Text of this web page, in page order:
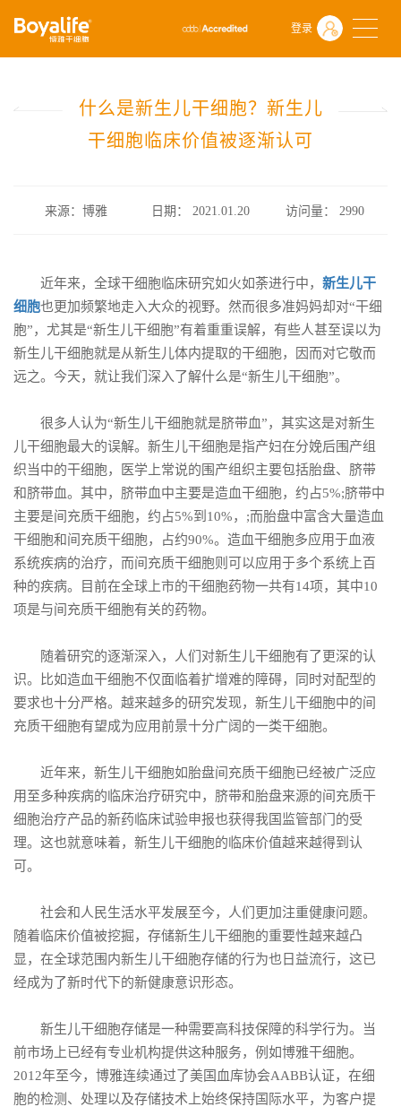
登录
首页 什么是干细胞
前沿动态
什么是新生儿干细胞？新生儿干细胞临床价值被逐渐认可
什么是新生儿干细胞？新生儿
干细胞临床价值被逐渐认可
来源：博雅 日期： 2021.01.20 访问量：2990
近年来，全球干细胞临床研究如火如荼进行中， 新生儿干
细胞也更加频繁地走入大众的视野。然而很多准妈妈却对“干细
胞”，尤其是“新生儿干细胞”有着重重误解，有些人甚至误以为
新生儿干细胞就是从新生儿体内提取的干细胞，因而对它敬而
远之。今天，就让我们深入了解什么是“新生儿干细胞”。
很多人认为“新生儿干细胞就是脐带血”，其实这是对新生
儿干细胞最大的误解。新生儿干细胞是指产妇在分娩后围产组
织当中的干细胞，医学上常说的围产组织主要包括胎盘、脐带
和脐带血。其中，脐带血中主要是造血干细胞，约占5%;脐带中
主要是间充质干细胞，约占5%到10%，;而胎盘中富含大量造血
干细胞和间充质干细胞，占约90%。造血干细胞多应用于血液
系统疾病的治疗，而间充质干细胞则可以应用于多个系统上百
种的疾病。目前在全球上市的干细胞药物一共有14项，其中10
项是与间充质干细胞有关的药物。
随着研究的逐渐深入，人们对新生儿干细胞有了更深的认
识。比如造血干细胞不仅面临着扩增难的障碍，同时对配型的
要求也十分严格。越来越多的研究发现，新生儿干细胞中的间
充质干细胞有望成为应用前景十分广阔的一类干细胞。
近年来，新生儿干细胞如胎盘间充质干细胞已经被广泛应
用至多种疾病的临床治疗研究中，脐带和胎盘来源的间充质干
细胞治疗产品的新药临床试验申报也获得我国监管部门的受
理。这也就意味着，新生儿干细胞的临床价值越来越得到认
可。
社会和人民生活水平发展至今，人们更加注重健康问题。
随着临床价值被挖掘，存储新生儿干细胞的重要性越来越凸
显，在全球范围内新生儿干细胞存储的行为也日益流行，这已
经成为了新时代下的新健康意识形态。
新生儿干细胞存储是一种需要高科技保障的科学行为。当
前市场上已经有专业机构提供这种服务，例如博雅干细胞。
2012年至今，博雅连续通过了美国血库协会AABB认证，在细
胞的检测、处理以及存储技术上始终保持国际水平，为客户提